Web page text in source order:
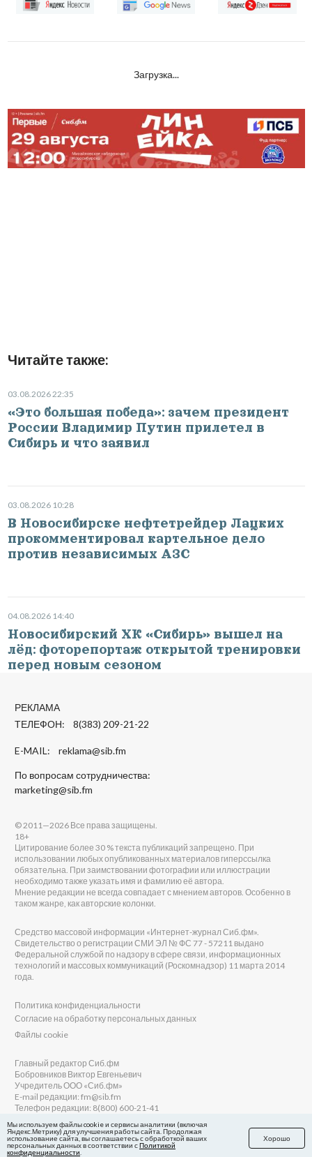
Загрузка...
Читайте также:
03.08.2026 22:35
«Это большая победа»: зачем президент
России Владимир Путин прилетел в
Сибирь и что заявил
03.08.2026 10:28
В Новосибирске нефтетрейдер Лацких
прокомментировал картельное дело
против независимых АЗС
04.08.2026 14:40
Новосибирский ХК «Сибирь» вышел на
лёд: фоторепортаж открытой тренировки
перед новым сезоном
РЕКЛАМА
ТЕЛЕФОН: 8(383) 209-21-22
E-MAIL: reklama@sib.fm
По вопросам сотрудничества:
marketing@sib.fm
© 2011—2026 Все права защищены.
18+
Цитирование более 30 % текста публикаций запрещено. При
использовании любых опубликованных материалов гиперссылка
обязательна. При заимствовании фотографии или иллюстрации
необходимо также указать имя и фамилию её автора.
Мнение редакции не всегда совпадает с мнением авторов. Особенно в
таком жанре, как авторские колонки.
Средство массовой информации «Интернет-журнал Сиб.фм».
Свидетельство о регистрации СМИ ЭЛ № ФС 77 - 57211 выдано
Федеральной службой по надзору в сфере связи, информационных
технологий и массовых коммуникаций (Роскомнадзор) 11 марта 2014
года.
Политика конфиденциальности
Согласие на обработку персональных данных
Файлы cookie
Главный редактор Сиб.фм
Бобровников Виктор Евгеньевич
Учредитель ООО «Сиб.фм»
E-mail редакции: fm@sib.fm
Телефон редакции: 8(800) 600-21-41
Сайт разработан и поддерживается Технодзен
Мы используем файлы cookie и сервисы аналитики (включая
Яндекс.Метрику) для улучшения работы сайта. Продолжая
использование сайта, вы соглашаетесь с обработкой ваших
персональных данных в соответствии сПолитикой
конфиденциальности
Хорошо